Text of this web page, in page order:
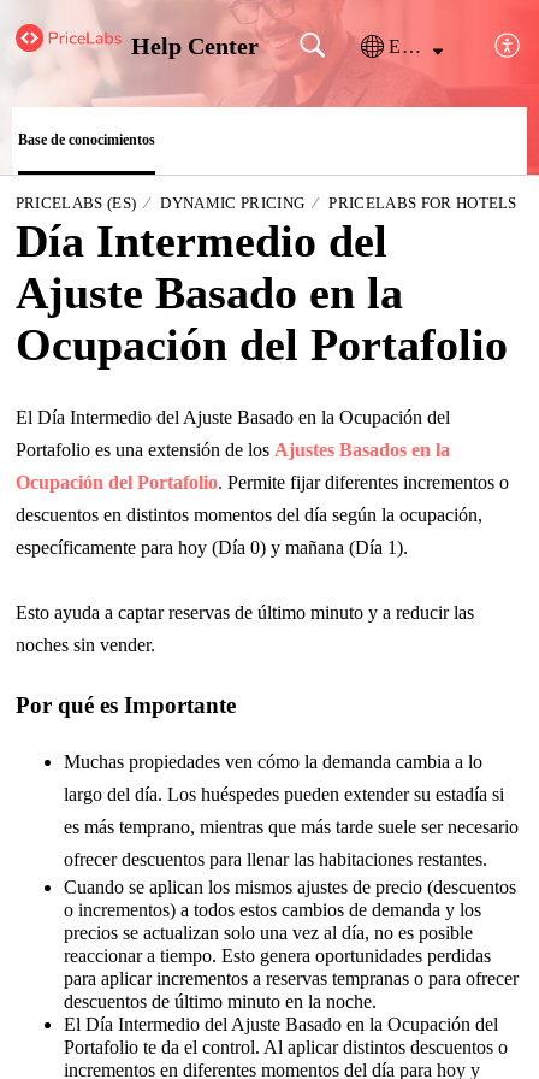
Help Center Español (España)
Base de conocimientos
PRICELABS (ES) DYNAMIC PRICING PRICELABS FOR HOTELS
Día Intermedio del
Ajuste Basado en la
Ocupación del Portafolio
El Día Intermedio del Ajuste Basado en la Ocupación del
Portafolio es una extensión de los Ajustes Basados en la
Ocupación del Portafolio. Permite fijar diferentes incrementos o
descuentos en distintos momentos del día según la ocupación,
específicamente para hoy (Día 0) y mañana (Día 1).
Esto ayuda a captar reservas de último minuto y a reducir las
noches sin vender.
Por qué es Importante
Muchas propiedades ven cómo la demanda cambia a lo
largo del día. Los huéspedes pueden extender su estadía si
es más temprano, mientras que más tarde suele ser necesario
ofrecer descuentos para llenar las habitaciones restantes.
Cuando se aplican los mismos ajustes de precio (descuentos
o incrementos) a todos estos cambios de demanda y los
precios se actualizan solo una vez al día, no es posible
reaccionar a tiempo. Esto genera oportunidades perdidas
para aplicar incrementos a reservas tempranas o para ofrecer
descuentos de último minuto en la noche.
El Día Intermedio del Ajuste Basado en la Ocupación del
Portafolio te da el control. Al aplicar distintos descuentos o
incrementos en diferentes momentos del día para hoy y